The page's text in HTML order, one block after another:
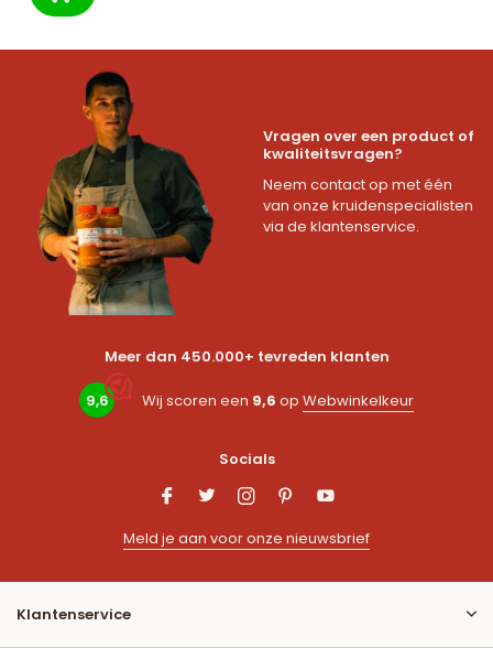
Vragen over een product of
kwaliteitsvragen?
Neem contact op met één
van onze kruidenspecialisten
via de klantenservice.
Meer dan 450.000+ tevreden klanten
9,6 Wij scoren een 9,6 op Webwinkelkeur
Socials
Meld je aan voor onze nieuwsbrief
Klantenservice